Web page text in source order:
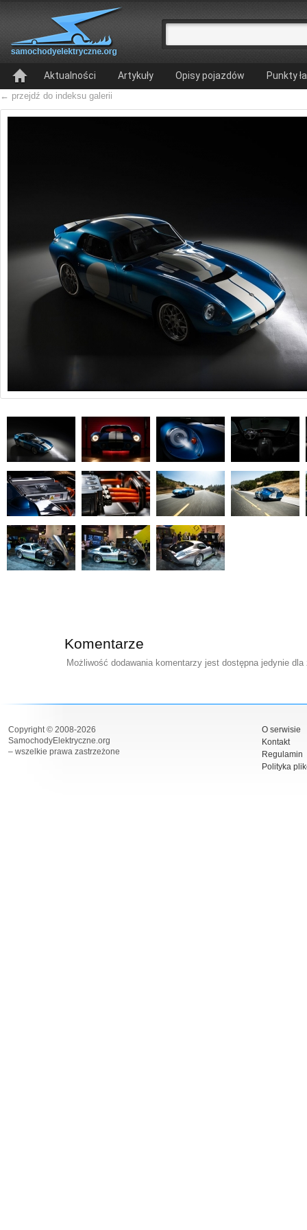
Aktualności Artykuły Opisy pojazdów Punkty
← przejdź do indeksu galerii
Komentarze
Możliwość dodawania komentarzy jest dostępna jedynie
Copyright © 2008-2026
SamochodyElektryczne.org
– wszelkie prawa zastrzeżone
O serwisie
Kontakt
Regulamin
Polityka